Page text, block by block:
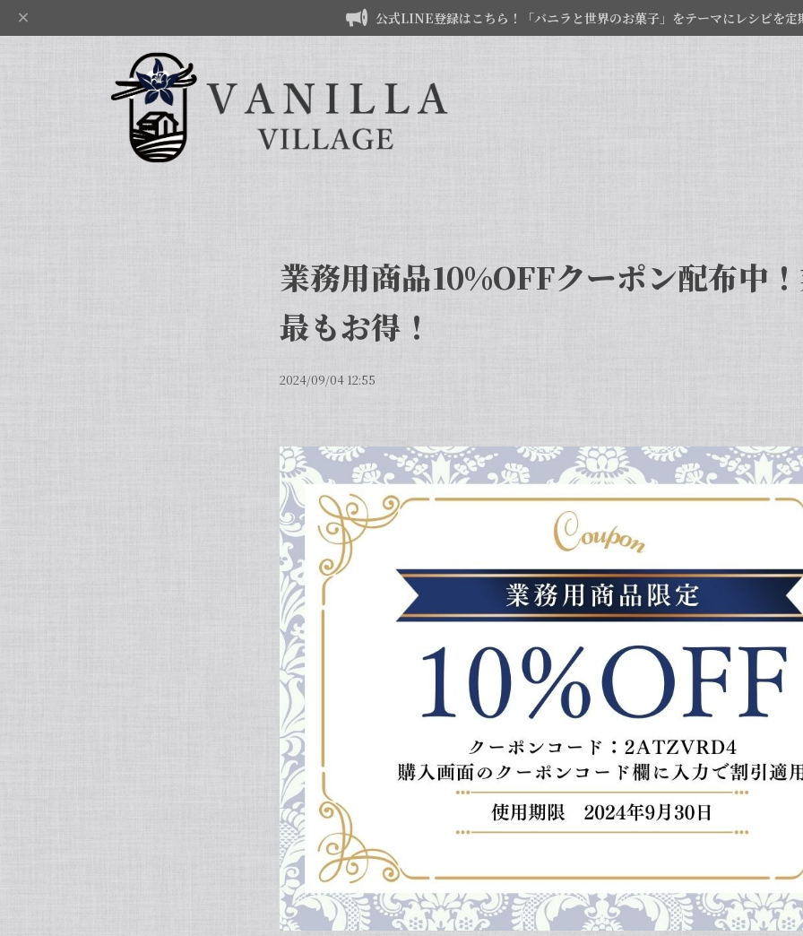
公式LINE登録はこちら！「バニラと世界のお菓子」をテーマにレシピを定
業務用商品10%OFFクーポン配布中
最もお得！
2024/09/04 12:55